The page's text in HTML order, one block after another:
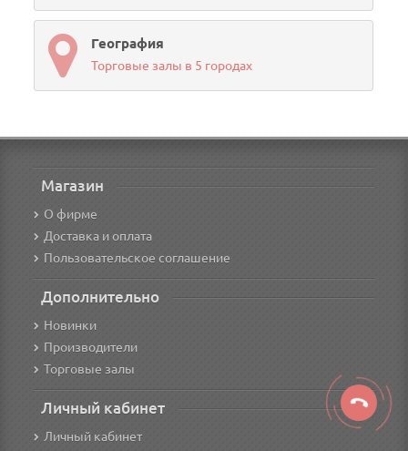
География
Торговые залы в 5 городах
Магазин
О фирме
Доставка и оплата
Пользовательское соглашение
Дополнительно
Новинки
Производители
Торговые залы
Личный кабинет
Личный кабинет